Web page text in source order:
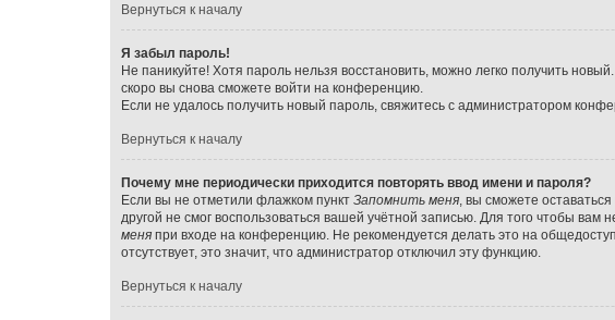
Вернуться к началу
Я забыл пароль!
Не паникуйте! Хотя пароль нельзя восстановить, можно легко получить
скоро вы снова сможете войти на конференцию.
Если не удалось получить новый пароль, свяжитесь с администратором
Вернуться к началу
Почему мне периодически приходится повторять ввод имени и пароля?
Если вы не отметили флажком пункт Запомнить меня, вы сможете
другой не смог воспользоваться вашей учётной записью. Для того чтобы
меняпри входе на конференцию. Не рекомендуется делать это на
отсутствует, это значит, что администратор отключил эту функцию.
Вернуться к началу